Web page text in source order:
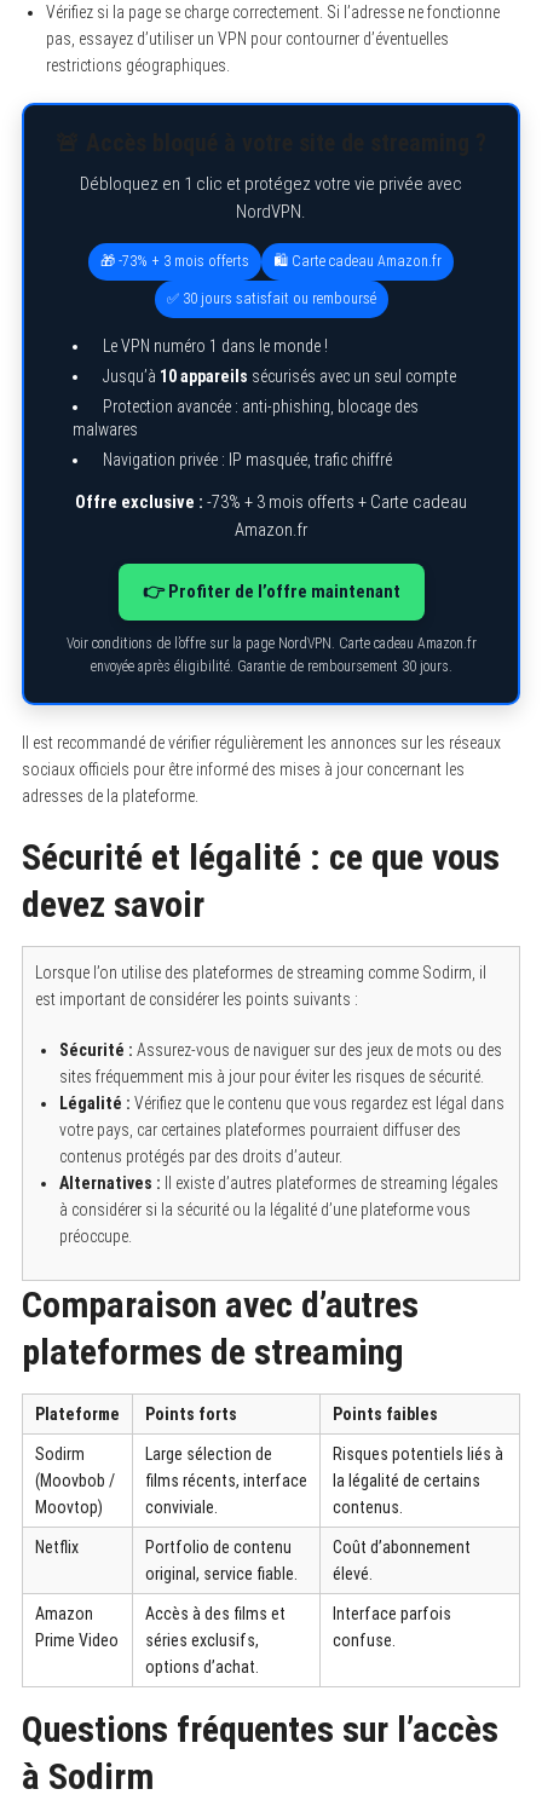
Vérifiez si la page se charge correctement. Si l’adresse ne fonctionne
pas, essayez d’utiliser un VPN pour contourner d’éventuelles
restrictions géographiques.
Débloquez en 1 clic et protégez votre vie privée avec
NordVPN.
🎁 -73% + 3 mois offerts 🛍️ Carte cadeau Amazon.fr
✅ 30 jours satisfait ou remboursé
Le VPN numéro 1 dans le monde !
Jusqu’à 10 appareils sécurisés avec un seul compte
Protection avancée : anti-phishing, blocage des
malwares
Navigation privée : IP masquée, trafic chiffré
Offre exclusive : -73% + 3 mois offerts + Carte cadeau
Amazon.fr
👉 Profiter de l’offre maintenant
Voir conditions de l’offre sur la page NordVPN. Carte cadeau Amazon.fr
envoyée après éligibilité. Garantie de remboursement 30 jours.
Il est recommandé de vérifier régulièrement les annonces sur les réseaux
sociaux officiels pour être informé des mises à jour concernant les
adresses de la plateforme.
Sécurité et légalité : ce que vous
devez savoir
Lorsque l’on utilise des plateformes de streaming comme Sodirm, il
est important de considérer les points suivants :
Sécurité : Assurez-vous de naviguer sur des jeux de mots ou des
sites fréquemment mis à jour pour éviter les risques de sécurité.
Légalité : Vérifiez que le contenu que vous regardez est légal dans
votre pays, car certaines plateformes pourraient diffuser des
contenus protégés par des droits d’auteur.
Alternatives :
Il existe d’autres plateformes de streaming légales
à considérer si la sécurité ou la légalité d’une plateforme vous
préoccupe.
Comparaison avec d’autres
plateformes de streaming
Plateforme Points forts Points faibles
Sodirm
(Moovbob /
Moovtop)
Large sélection de
films récents, interface
conviviale.
Risques potentiels liés à
la légalité de certains
contenus.
Netflix
Portfolio de contenu
original, service fiable.
Coût d’abonnement
élevé.
Amazon
Prime Video
Accès à des films et
séries exclusifs,
options d’achat.
Interface parfois
confuse.
Questions fréquentes sur l’accès
à Sodirm